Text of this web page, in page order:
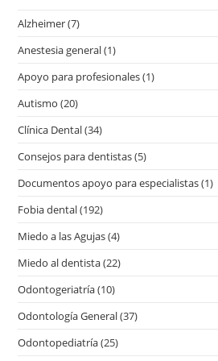
Alzheimer(7)
Anestesia general(1)
Apoyo para profesionales(1)
Autismo (20)
Clínica Dental(34)
Consejos para dentistas(5)
Documentos apoyo para especialistas(1)
Fobia dental(192)
Miedo a las Agujas(4)
Miedo al dentista(22)
Odontogeriatría(10)
Odontología General(37)
Odontopediatría(25)